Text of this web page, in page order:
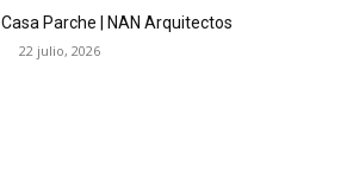
Casa Parche | NAN Arquitectos
22 julio, 2026